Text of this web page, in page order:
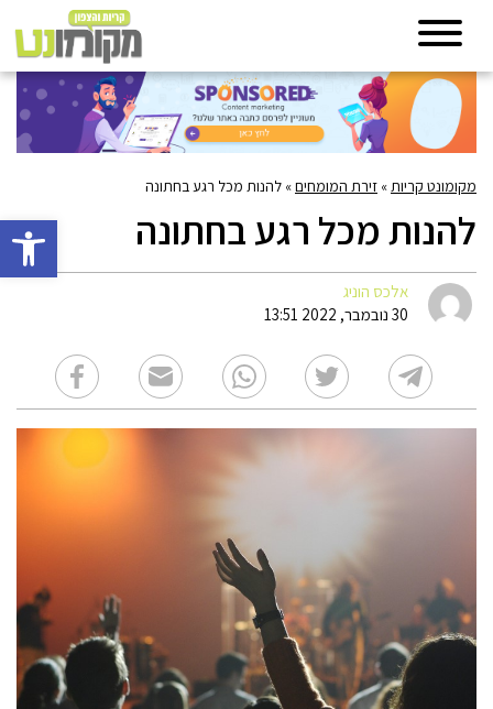
פתח
מקומונט קריות » זירת המומחים» להנות מכל רגע בחתונה
להנות מכל רגע בחתונה
אלכס הוניג
30 נובמבר, 2022 13:51